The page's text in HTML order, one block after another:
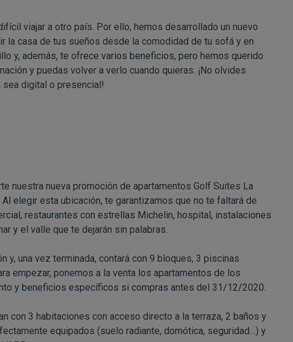
viajar a otro país. Por ello, hemos desarrollado un nuevo
la casa de tus sueños desde la comodidad de tu sofá y en
y, además, te ofrece varios beneficios, pero hemos querido
y puedas volver a verlo cuando quieras. ¡No olvides
sea digital o presencial!
nuestra nueva promoción de apartamentos Golf Suites La
elegir esta ubicación, te garantizamos que no te faltará de
restaurantes con estrellas Michelin, hospital, instalaciones
y el valle que te dejarán sin palabras.
una vez terminada, contará con 9 bloques, 3 piscinas
empezar, ponemos a la venta los apartamentos de los
y beneficios específicos si compras antes del 31/12/2020.
con 3 habitaciones con acceso directo a la terraza, 2 baños y
equipados (suelo radiante, domótica, seguridad…) y